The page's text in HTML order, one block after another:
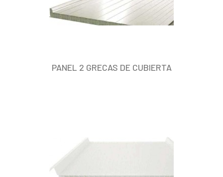
PANEL 2 GRECAS DE CUBIERTA